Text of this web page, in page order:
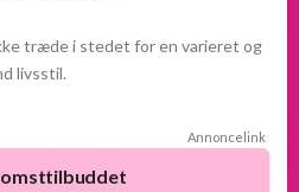
træde i stedet for en varieret og
livsstil.
Annoncelink